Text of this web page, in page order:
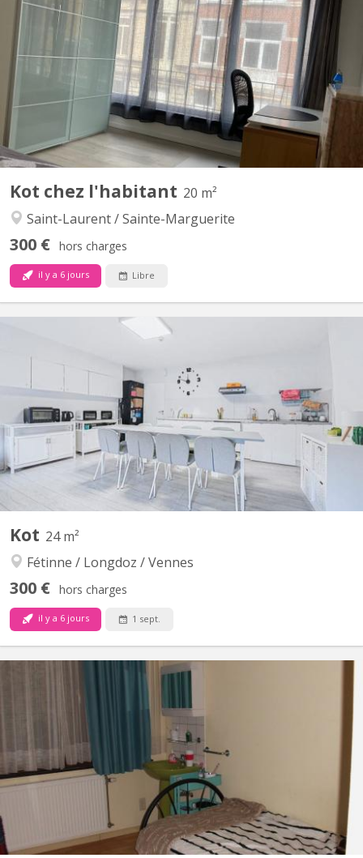
Kot pour étudiants(es) uniquement, 13 rue Valdor, Liège. Contrat
d'un an renouvelable. Erasmus non acceptés. Loyer de 400 €
charges comprises. Les kots comprend une chambre meublée de
16 m². La cuisine équipée , la salle de douche et le WC sont à
partager avec un ou une étudiante. Une garantie...
Kot chez l'habitant 20 m²
Saint-Laurent / Sainte-Marguerite
300 € hors charges
il y a 6 jours Libre
KL 13495
Domiciliation impossible. Uniquement pour garçon. Location de
10 mois minimum. Quartier St-Laurent. A proximité de toute
commodités, arrêt de bus à 10 mètres. A 5min de HEC et du Lidl.
Grande pièce de vie, WC, cuisine et SDB, en commun....
Kot 24 m²
Fétinne / Longdoz / Vennes
300 € hors charges
il y a 6 jours 1 sept.
KL 15199
🌸 Superbes kots rénovés – de 12 a 24 m² tout confort en face
de la Médiacité , Liège composé exclusivement de filles 👧 (10
kots au total) Description : ⏬ Nous proposons à la location des
kots entièrement remis à neuf, idéalement situés au cœur du
quartier dynamique de la Médiacité. Chaque unité...